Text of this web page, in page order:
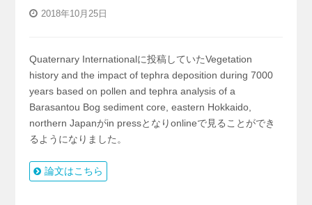
2018年10月25日
Quaternary Internationalに投稿していたVegetation
history and the impact of tephra deposition during 7000
years based on pollen and tephra analysis of a
Barasantou Bog sediment core, eastern Hokkaido,
northern Japanがin pressとなりonlineで見ることができ
るようになりました。
論文はこちら